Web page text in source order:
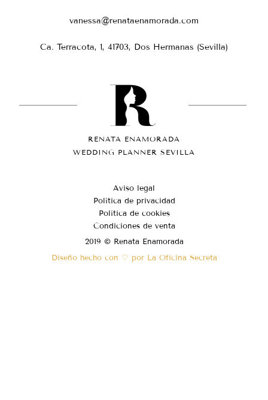
vanessa@renataenamorada.com
Ca. Terracota, 1, 41703, Dos Hermanas (Sevilla)
RENATA ENAMORADA
WEDDING PLANNER SEVILLA
Aviso legal
Política de privacidad
Política de cookies
Condiciones de venta
2019 © Renata Enamorada
Diseño hecho con ♡ por La Oficina Secreta